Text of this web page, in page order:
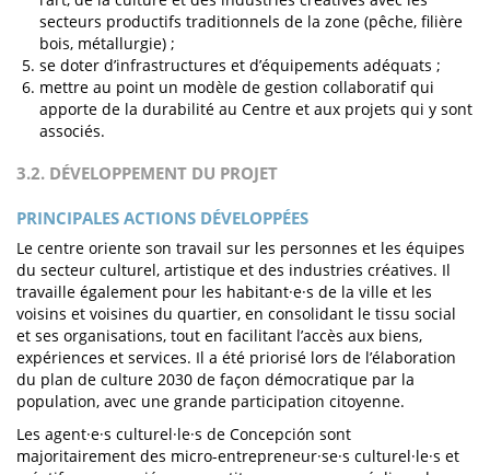
secteurs productifs traditionnels de la zone (pêche, filière
bois, métallurgie) ;
se doter d’infrastructures et d’équipements adéquats ;
mettre au point un modèle de gestion collaboratif qui
apporte de la durabilité au Centre et aux projets qui y sont
associés.
3.2. DÉVELOPPEMENT DU PROJET
PRINCIPALES ACTIONS DÉVELOPPÉES
Le centre oriente son travail sur les personnes et les équipes
du secteur culturel, artistique et des industries créatives. Il
travaille également pour les habitant·e·s de la ville et les
voisins et voisines du quartier, en consolidant le tissu social
et ses organisations, tout en facilitant l’accès aux biens,
expériences et services. Il a été priorisé lors de l’élaboration
du plan de culture 2030 de façon démocratique par la
population, avec une grande participation citoyenne.
Les agent·e·s culturel·le·s de Concepción sont
majoritairement des micro-entrepreneur·se·s culturel·le·s et